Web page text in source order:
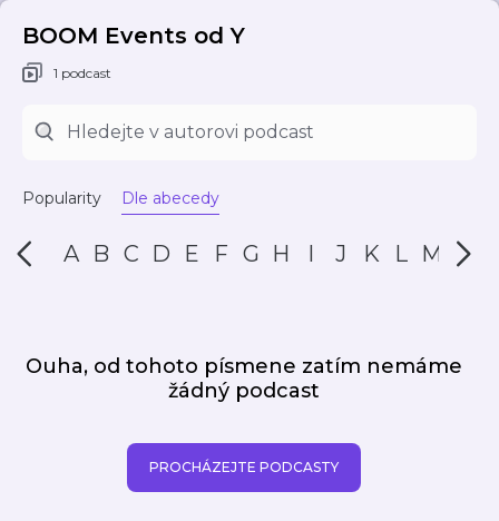
BOOM Events od Y
1 podcast
Popularity Dle abecedy
A B C D E F G H I J K L M N
Ouha, od tohoto písmene zatím nemáme
žádný podcast
PROCHÁZEJTE PODCASTY